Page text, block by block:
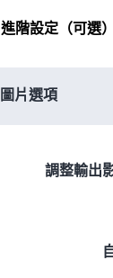
進階設定（可選）
圖片選項
調整輸出